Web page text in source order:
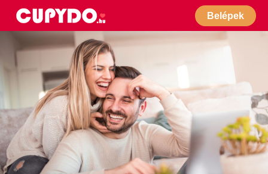
Belépek